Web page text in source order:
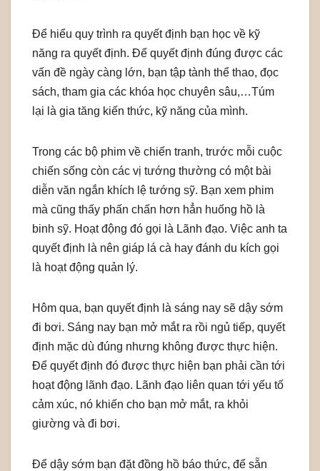
Để hiểu quy trình ra quyết định bạn học về kỹ
năng ra quyết định. Để quyết định đúng được các
vấn đề ngày càng lớn, bạn tập tành thể thao, đọc
sách, tham gia các khóa học chuyên sâu,…Túm
lại là gia tăng kiến thức, kỹ năng của mình.
Trong các bộ phim về chiến tranh, trước mỗi cuộc
chiến sống còn các vị tướng thường có một bài
diễn văn ngắn khích lệ tướng sỹ. Bạn xem phim
mà cũng thấy phấn chấn hơn hẳn huống hồ là
binh sỹ. Hoạt động đó gọi là Lãnh đạo. Việc anh ta
quyết định là nên giáp lá cà hay đánh du kích gọi
là hoạt động quản lý.
Hôm qua, bạn quyết định là sáng nay sẽ dậy sớm
đi bơi. Sáng nay bạn mở mắt ra rồi ngủ tiếp, quyết
định mặc dù đúng nhưng không được thực hiện.
Để quyết định đó được thực hiện bạn phải cần tới
hoạt động lãnh đạo. Lãnh đạo liên quan tới yếu tố
cảm xúc, nó khiến cho bạn mở mắt, ra khỏi
giường và đi bơi.
Để dậy sớm bạn đặt đồng hồ báo thức, để sẵn